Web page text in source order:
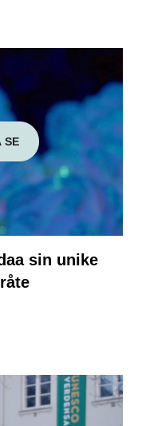
SE
sin unike